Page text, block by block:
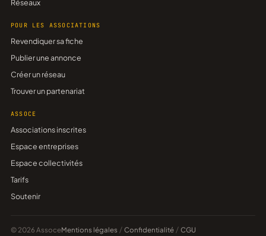
Réseaux
POUR LES ASSOCIATIONS
Revendiquer sa fiche
Publier une annonce
Créer un réseau
Trouver un partenariat
ASSOCE
Associations inscrites
Espace entreprises
Espace collectivités
Tarifs
Soutenir
© 2026 AssoceMentions légales / Confidentialité / CGU